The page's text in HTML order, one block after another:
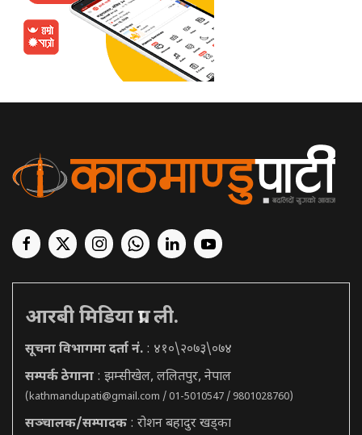
आरबी मिडिया प्रा. ली.
सूचना विभागमा दर्ता नं. : ४१०\२०७३\०७४
सम्पर्क ठेगाना : झम्सीखेल, ललितपुर, नेपाल
(kathmandupati@gmail.com / 01-5010547 / 9801028760)
सञ्चालक/सम्पादक : रोशन बहादुर खड्का